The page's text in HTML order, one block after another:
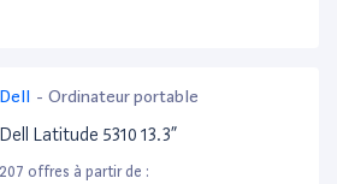
Dell - Ordinateur portable
Dell Latitude 5310 13.3”
207 offres à partir de :